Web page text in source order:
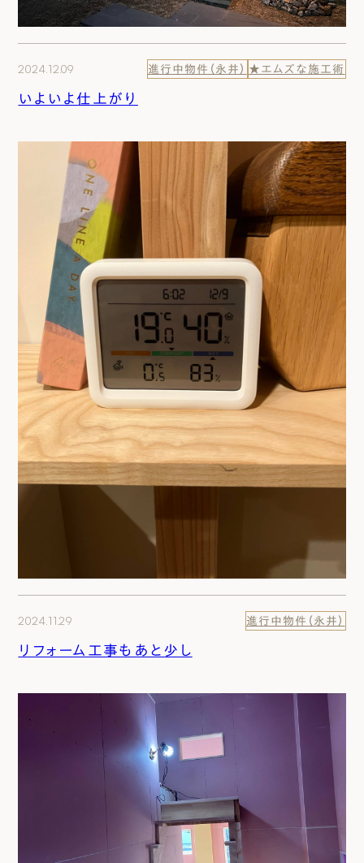
2024.12.09 進行中物件（永井） ★エムズな施工術
いよいよ仕上がり
2024.11.29 進行中物件（永井）
リフォーム工事もあと少し